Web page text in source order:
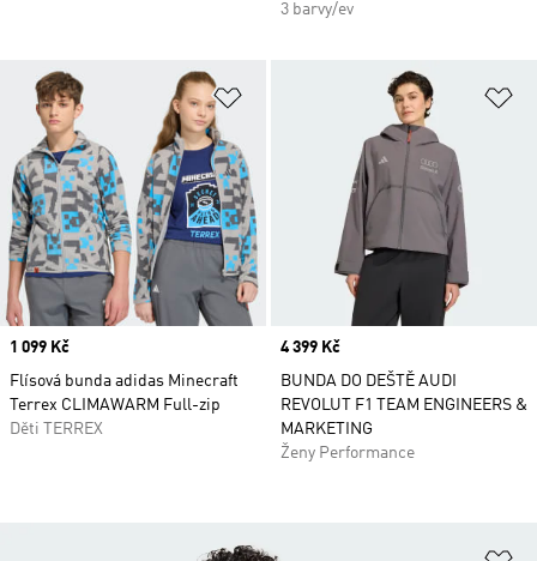
3 barvy/ev
Přidat do seznamu přání
Price
1 099 Kč
Flísová bunda adidas Minecraft
Terrex CLIMAWARM Full-zip
Děti TERREX
Price
4 399 Kč
BUNDA DO DEŠTĚ AUDI
REVOLUT F1 TEAM ENGINEERS &
MARKETING
Ženy Performance